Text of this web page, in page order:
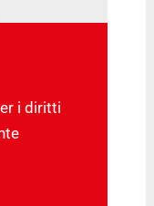
i diritti